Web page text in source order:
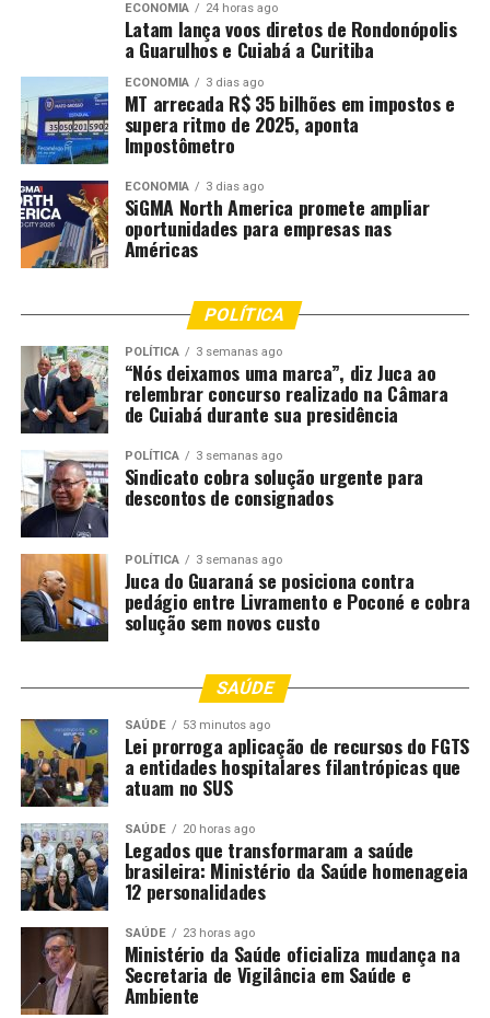
Prisão preventiva decretada
Diante da gravidade dos fatos e do risco concreto à
integridade física da vítima, o delegado Cleber Emanuel
Neves representou pela prisão preventiva do
investigado. O pedido foi fundamentado no artigo 313,
inciso III, do Código de Processo Penal, que autoriza a
prisão preventiva em casos de violência doméstica para
garantir a execução das medidas protetivas de urgência.
prisão, cumprido nesta sexta-feira pela equipe da
Delegacia de Araputanga. O suspeito responderá pelos
crimes de descumprimento de medidas protetivas
(artigo 24-A da Lei Maria da Penha), ameaça e injúria.
“A marcha da violência contra a mulher não regride e
quase sempre caminha para um final trágico. As ofensas
começam com ameaças e podem progredir até a morte
da vítima. Temos que agir para que não chegue a esse
ponto”, disse o delegado Cleber Emanuel Neves.
Segundo o delegado, a prisão preventiva, neste caso, foi
considerada essencial para preservar a vida e a
integridade física e psicológica da vítima e de seus
Denúncias de violência doméstica podem ser feitas pelo
telefone 190 (Polícia Militar), 197 (Polícia Civil), ou 180
(Central de Atendimento à Mulher). Em casos de
emergência, procure imediatamente a delegacia mais
próxima.
Fonte:Governo MT – MT
Comentários
RELATED TOPICS: CIVIL
ECONOMIA 24 horas ago
Latam lança voos diretos de Rondonópolis
a Guarulhos e Cuiabá a Curitiba
ECONOMIA 3 dias ago
MT arrecada R$ 35 bilhões em impostos e
supera ritmo de 2025, aponta
Impostômetro
ECONOMIA 3 dias ago
SiGMA North America promete ampliar
oportunidades para empresas nas
Américas
POLÍTICA
POLÍTICA 3 semanas ago
“Nós deixamos uma marca”, diz Juca ao
relembrar concurso realizado na Câmara
de Cuiabá durante sua presidência
POLÍTICA 3 semanas ago
Sindicato cobra solução urgente para
descontos de consignados
POLÍTICA 3 semanas ago
Juca do Guaraná se posiciona contra
pedágio entre Livramento e Poconé e cobra
solução sem novos custo
SAÚDE
SAÚDE 53 minutos ago
Lei prorroga aplicação de recursos do FGTS
a entidades hospitalares filantrópicas que
atuam no SUS
SAÚDE 20 horas ago
Legados que transformaram a saúde
brasileira: Ministério da Saúde homenageia
12 personalidades
SAÚDE 23 horas ago
Ministério da Saúde oficializa mudança na
Secretaria de Vigilância em Saúde e
Ambiente